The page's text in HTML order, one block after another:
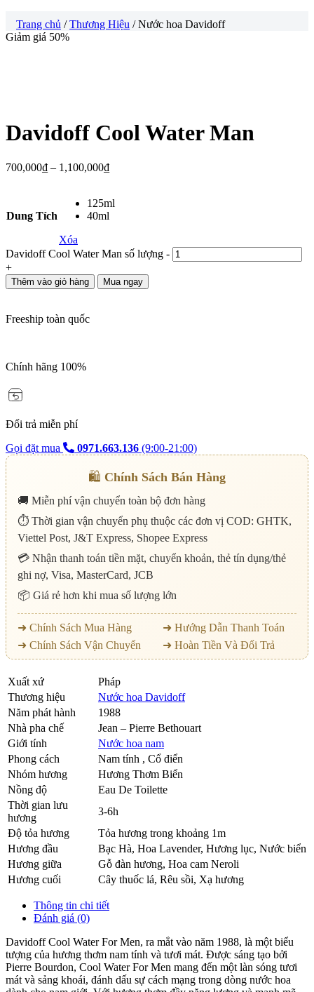
Trang chủ /Thương Hiệu / Nước hoa Davidoff
Giảm giá 50%
Davidoff Cool Water Man
700,000₫ – 1,100,000₫
Dung Tích
125ml
40ml
Xóa
Davidoff Cool Water Man số lượng -
+
Thêm vào giỏ hàng Mua ngay
Freeship toàn quốc
Chính hãng 100%
Đổi trả miễn phí
Gọi đặt mua
0971.663.136 (9:00-21:00)
🛍️ Chính Sách Bán Hàng
🚚 Miễn phí vận chuyển toàn bộ đơn hàng
⏱️ Thời gian vận chuyển phụ thuộc các đơn vị COD: GHTK,
Viettel Post, J&T Express, Shopee Express
💳 Nhận thanh toán tiền mặt, chuyển khoản, thẻ tín dụng/thẻ
ghi nợ, Visa, MasterCard, JCB
📦 Giá rẻ hơn khi mua số lượng lớn
➜ Chính Sách Mua Hàng
➜ Hướng Dẫn Thanh Toán
➜ Chính Sách Vận Chuyển
➜ Hoàn Tiền Và Đổi Trả
Xuất xứ
Pháp
Thương hiệu
Nước hoa Davidoff
Năm phát hành
1988
Nhà pha chế
Jean – Pierre Bethouart
Giới tính
Nước hoa nam
Phong cách
Nam tính , Cổ điển
Nhóm hương
Hương Thơm Biển
Nồng độ
Eau De Toilette
Thời gian lưu
hương
3-6h
Độ tỏa hương
Tỏa hương trong khoảng 1m
Hương đầu
Bạc Hà, Hoa Lavender, Hương lục, Nước biển
Hương giữa
Gỗ đàn hương, Hoa cam Neroli
Hương cuối
Cây thuốc lá, Rêu sồi, Xạ hương
Thông tin chi tiết
Đánh giá (0)
Davidoff Cool Water For Men, ra mắt vào năm 1988, là một biểu
tượng của hương thơm nam tính và tươi mát. Được sáng tạo bởi
Pierre Bourdon, Cool Water For Men mang đến một làn sóng tươi
mát và sảng khoái, đánh dấu sự cách mạng trong dòng nước hoa